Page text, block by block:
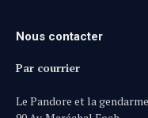
Nous contacter
Par courrier
Le Pandore et la